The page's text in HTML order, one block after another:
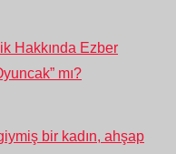
Hakkında Ezber
mı?